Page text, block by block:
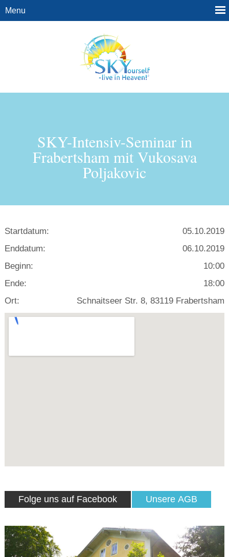
SKY-Intensiv-Seminar in
Frabertsham mit Vukosava
Poljakovic
Startdatum:
05.10.2019
Enddatum:
06.10.2019
Beginn:
10:00
Ende:
18:00
Ort:
Schnaitseer Str. 8, 83119 Frabertsham
Folge uns auf Facebook Unsere AGB